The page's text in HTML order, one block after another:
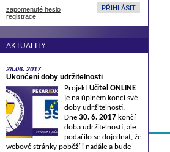
zapomenuté heslo
registrace
AKTUALITY
28.06. 2017
Ukončení doby udržitelnosti
Projekt Učitel ONLINE
je na úplném konci své
doby udržitelnosti.
Dne 30. 6. 2017 končí
doba udržitelnosti, ale
podařilo se dojednat, že
webové stránky poběží i nadále a bude